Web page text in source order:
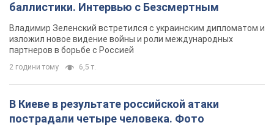
баллистики. Интервью с Безсмертным
Владимир Зеленский встретился с украинским дипломатом и
изложил новое видение войны и роли международных
партнеров в борьбе с Россией
2 години тому 6,5 т.
В Киеве в результате российской атаки
пострадали четыре человека. Фото